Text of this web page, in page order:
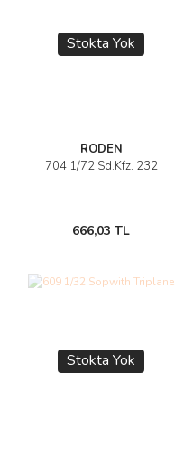
Stokta Yok
RODEN
704 1/72 Sd.Kfz. 232
666,03 TL
Stokta Yok